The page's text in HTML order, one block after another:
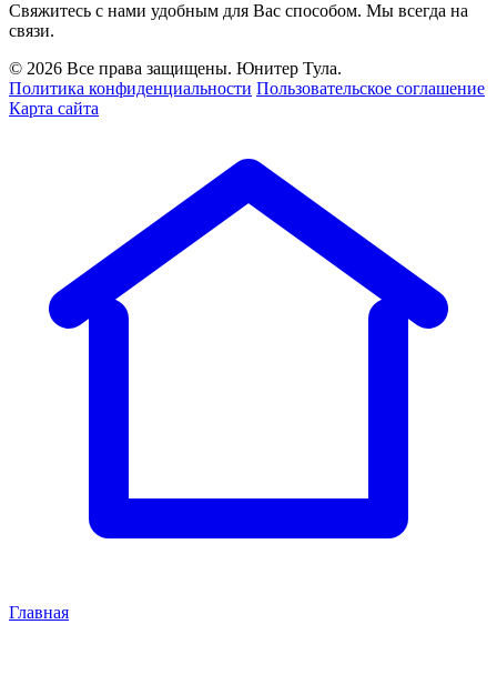
Свяжитесь с нами удобным для Вас способом. Мы всегда на
связи.
© 2026 Все права защищены. Юнитер Тула.
Политика конфиденциальности Пользовательское соглашение
Карта сайта
Главная